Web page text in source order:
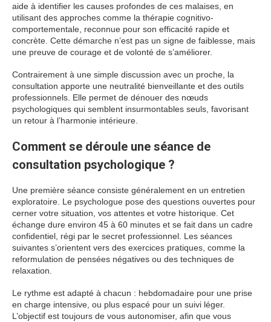
aide à identifier les causes profondes de ces malaises, en
utilisant des approches comme la thérapie cognitivo-
comportementale, reconnue pour son efficacité rapide et
concrète. Cette démarche n’est pas un signe de faiblesse, mais
une preuve de courage et de volonté de s’améliorer.
Contrairement à une simple discussion avec un proche, la
consultation apporte une neutralité bienveillante et des outils
professionnels. Elle permet de dénouer des nœuds
psychologiques qui semblent insurmontables seuls, favorisant
un retour à l’harmonie intérieure.
Comment se déroule une séance de
consultation psychologique ?
Une première séance consiste généralement en un entretien
exploratoire. Le psychologue pose des questions ouvertes pour
cerner votre situation, vos attentes et votre historique. Cet
échange dure environ 45 à 60 minutes et se fait dans un cadre
confidentiel, régi par le secret professionnel. Les séances
suivantes s’orientent vers des exercices pratiques, comme la
reformulation de pensées négatives ou des techniques de
relaxation.
Le rythme est adapté à chacun : hebdomadaire pour une prise
en charge intensive, ou plus espacé pour un suivi léger.
L’objectif est toujours de vous autonomiser, afin que vous